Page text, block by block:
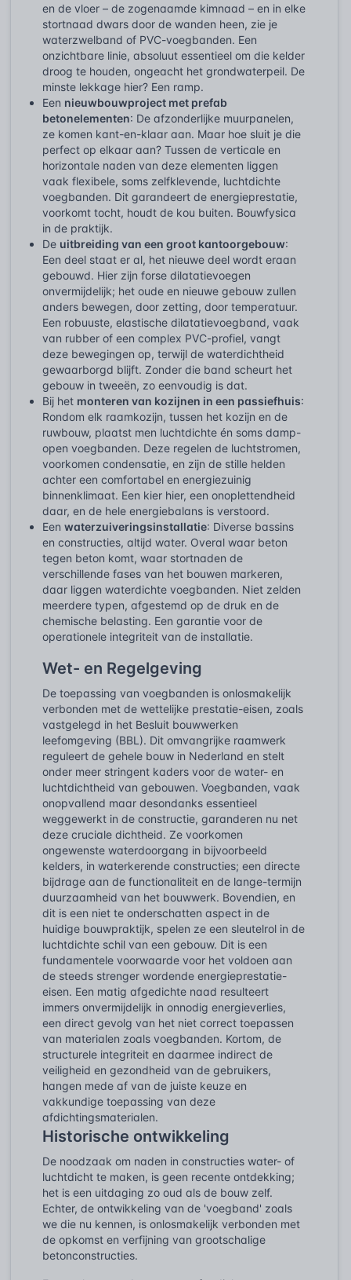
en de vloer – de zogenaamde kimnaad – en in elke
stortnaad dwars door de wanden heen, zie je
waterzwelband of PVC-voegbanden. Een
onzichtbare linie, absoluut essentieel om die kelder
droog te houden, ongeacht het grondwaterpeil. De
minste lekkage hier? Een ramp.
Een nieuwbouwproject met prefab
betonelementen: De afzonderlijke muurpanelen,
ze komen kant-en-klaar aan. Maar hoe sluit je die
perfect op elkaar aan? Tussen de verticale en
horizontale naden van deze elementen liggen
vaak flexibele, soms zelfklevende, luchtdichte
voegbanden. Dit garandeert de energieprestatie,
voorkomt tocht, houdt de kou buiten. Bouwfysica
in de praktijk.
De uitbreiding van een groot kantoorgebouw:
Een deel staat er al, het nieuwe deel wordt eraan
gebouwd. Hier zijn forse dilatatievoegen
onvermijdelijk; het oude en nieuwe gebouw zullen
anders bewegen, door zetting, door temperatuur.
Een robuuste, elastische dilatatievoegband, vaak
van rubber of een complex PVC-profiel, vangt
deze bewegingen op, terwijl de waterdichtheid
gewaarborgd blijft. Zonder die band scheurt het
gebouw in tweeën, zo eenvoudig is dat.
Bij het monteren van kozijnen in een passiefhuis:
Rondom elk raamkozijn, tussen het kozijn en de
ruwbouw, plaatst men luchtdichte én soms damp-
open voegbanden. Deze regelen de luchtstromen,
voorkomen condensatie, en zijn de stille helden
achter een comfortabel en energiezuinig
binnenklimaat. Een kier hier, een onoplettendheid
daar, en de hele energiebalans is verstoord.
Een waterzuiveringsinstallatie: Diverse bassins
en constructies, altijd water. Overal waar beton
tegen beton komt, waar stortnaden de
verschillende fases van het bouwen markeren,
daar liggen waterdichte voegbanden. Niet zelden
meerdere typen, afgestemd op de druk en de
chemische belasting. Een garantie voor de
operationele integriteit van de installatie.
Wet- en Regelgeving
De toepassing van voegbanden is onlosmakelijk
verbonden met de wettelijke prestatie-eisen, zoals
vastgelegd in het Besluit bouwwerken
leefomgeving (BBL). Dit omvangrijke raamwerk
reguleert de gehele bouw in Nederland en stelt
onder meer stringent kaders voor de water- en
luchtdichtheid van gebouwen. Voegbanden, vaak
onopvallend maar desondanks essentieel
weggewerkt in de constructie, garanderen nu net
deze cruciale dichtheid. Ze voorkomen
ongewenste waterdoorgang in bijvoorbeeld
kelders, in waterkerende constructies; een directe
bijdrage aan de functionaliteit en de lange-termijn
duurzaamheid van het bouwwerk. Bovendien, en
dit is een niet te onderschatten aspect in de
huidige bouwpraktijk, spelen ze een sleutelrol in de
luchtdichte schil van een gebouw. Dit is een
fundamentele voorwaarde voor het voldoen aan
de steeds strenger wordende energieprestatie-
eisen. Een matig afgedichte naad resulteert
immers onvermijdelijk in onnodig energieverlies,
een direct gevolg van het niet correct toepassen
van materialen zoals voegbanden. Kortom, de
structurele integriteit en daarmee indirect de
veiligheid en gezondheid van de gebruikers,
hangen mede af van de juiste keuze en
vakkundige toepassing van deze
afdichtingsmaterialen.
Historische ontwikkeling
De noodzaak om naden in constructies water- of
luchtdicht te maken, is geen recente ontdekking;
het is een uitdaging zo oud als de bouw zelf.
Echter, de ontwikkeling van de 'voegband' zoals
we die nu kennen, is onlosmakelijk verbonden met
de opkomst en verfijning van grootschalige
betonconstructies.